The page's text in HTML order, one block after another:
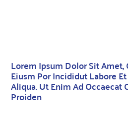
Lorem Ipsum Dolor Sit
Eiusm Por Incididut Labore
Aliqua. Ut Enim Ad Occaecat
Proiden